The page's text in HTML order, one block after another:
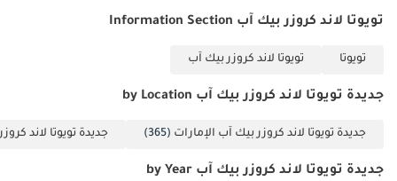
----------- لمزيد من
التواصل مع السيد
-------------------------------
العوير، المنطقة الحرة
تويوتا لاند كروزر بيك آب Information Section
تويوتا تويوتا لاند كروزر بيك آب
جديدة تويوتا لاند كروزر بيك آب by Location
جديدة تويوتا لاند كروزر بيك آب الإمارات (365) جديدة تويوتا لاند
جديدة تويوتا لاند كروزر بيك آب by Year